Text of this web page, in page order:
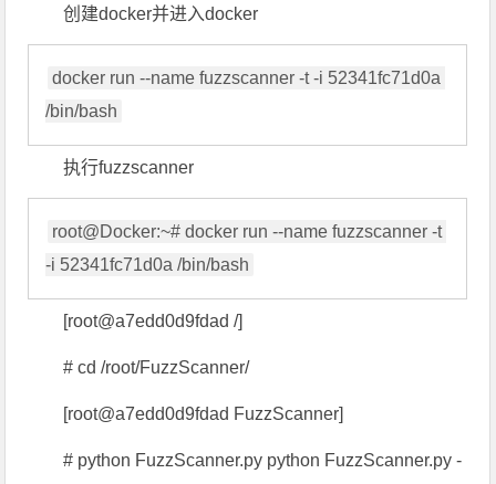
创建docker并进入docker
docker run --name fuzzscanner -t -i 52341fc71d0a
执行fuzzscanner
root@Docker:~# docker run --name fuzzscanner -t
[root@a7edd0d9fdad /]
# cd /root/FuzzScanner/
[root@a7edd0d9fdad FuzzScanner]
# python FuzzScanner.py python FuzzScanner.py -